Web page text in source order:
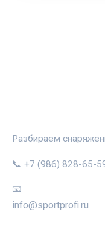
Разбираем
📞 +7 (986) 828-65-
📧
info@sportprofi.ru